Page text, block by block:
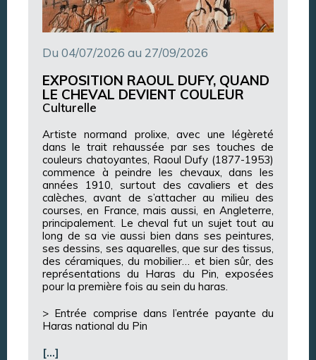
Du 04/07/2026 au 27/09/2026
EXPOSITION RAOUL DUFY, QUAND
LE CHEVAL DEVIENT COULEUR
Culturelle
Artiste normand prolixe, avec une légèreté
dans le trait rehaussée par ses touches de
couleurs chatoyantes, Raoul Dufy (1877-1953)
commence à peindre les chevaux, dans les
années 1910, surtout des cavaliers et des
calèches, avant de s’attacher au milieu des
courses, en France, mais aussi, en Angleterre,
principalement. Le cheval fut un sujet tout au
long de sa vie aussi bien dans ses peintures,
ses dessins, ses aquarelles, que sur des tissus,
des céramiques, du mobilier… et bien sûr, des
représentations du Haras du Pin, exposées
pour la première fois au sein du haras.
> Entrée comprise dans l’entrée payante du
Haras national du Pin
[…]